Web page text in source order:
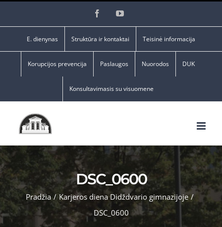
FacebookYouTube
E. dienynas Struktūra ir kontaktai Teisinė informacija
Korupcijos prevencija Paslaugos Nuorodos DUK
Konsultavimasis su visuomene
DSC_0600
Pradžia / Karjeros diena Didždvario gimnazijoje /
DSC_0600